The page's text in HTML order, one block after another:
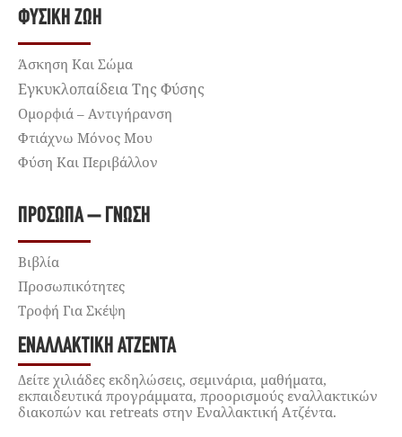
ΦΥΣΙΚΉ ΖΩΉ
Άσκηση Και Σώμα
Εγκυκλοπαίδεια Της Φύσης
Ομορφιά – Αντιγήρανση
Φτιάχνω Μόνος Μου
Φύση Και Περιβάλλον
ΠΡΌΣΩΠΑ – ΓΝΏΣΗ
Βιβλία
Προσωπικότητες
Τροφή Για Σκέψη
ΕΝΑΛΛΑΚΤΙΚΉ ΑΤΖΈΝΤΑ
Δείτε χιλιάδες εκδηλώσεις, σεμινάρια, μαθήματα,
εκπαιδευτικά προγράμματα, προορισμούς εναλλακτικών
διακοπών και retreats στην Εναλλακτική Ατζέντα.